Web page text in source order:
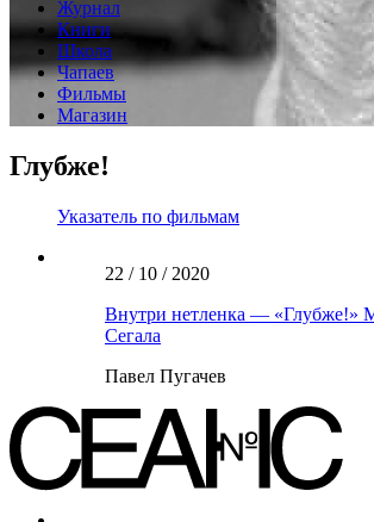
Журнал
Книги
Школа
Чапаев
Фильмы
Магазин
Глубже!
Указатель по фильмам
22 / 10 / 2020
Внутри нетленка — «Глубже!»
Сегала
Павел Пугачев